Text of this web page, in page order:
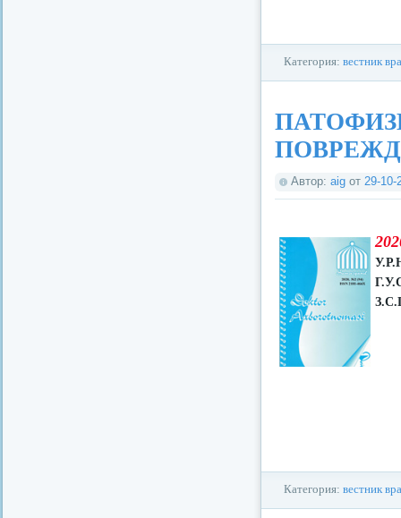
Категория: вестник
Автор: aig от 29-10-
Категория: вестник